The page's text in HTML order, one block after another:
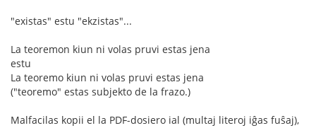
"existas" estu "ekzistas"...
La teoremon kiun ni volas pruvi estas jena
estu
La teoremo kiun ni volas pruvi estas jena
("teoremo" estas subjekto de la frazo.)
Malfacilas kopii el la PDF-dosiero ial (multaj literoj iĝas fuŝaj),